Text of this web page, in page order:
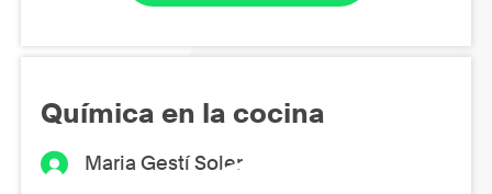
Química en la cocina
Maria Gestí Soler